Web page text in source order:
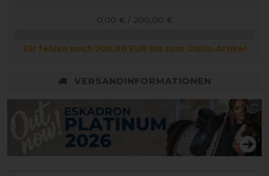
0,00 € / 200,00 €
Dir fehlen noch 200,00 EUR bis zum Gratis-Artikel
VERSANDINFORMATIONEN